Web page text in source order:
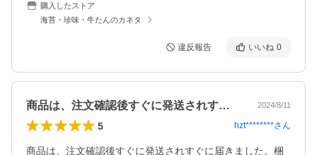
購入したストア
海苔・珍味・牛たんのカネタ
違反報告 いいね 0
商品は、注文確認後すぐに発送されすぐに… 2024/8/11
5 hzt********さん
商品は、注文確認後すぐに発送されすぐに届きました。梱